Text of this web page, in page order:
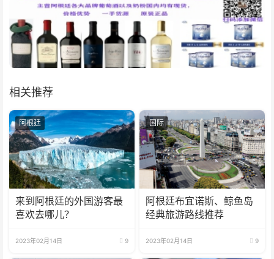
相关推荐
阿根廷
来到阿根廷的外国游客最
喜欢去哪儿？
2023年02月14日 9
国际
阿根廷布宜诺斯、鲸鱼岛
经典旅游路线推荐
2023年02月14日 9